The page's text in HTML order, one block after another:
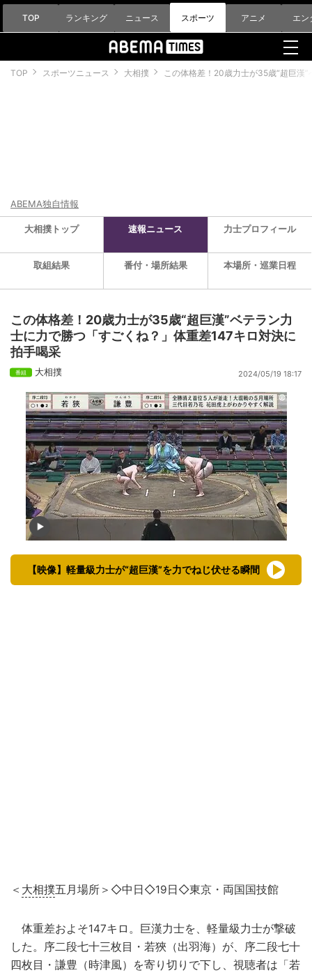
TOP ランキング ニュース スポーツ アニメ エン
TOP スポーツニュース 大相撲 この体格差！20歳力士が35歳“超巨漢
ABEMA独自情報
大相撲トップ 速報ニュース 力士プロフィール
取組結果 番付・場所結果 本場所・巡業日程
この体格差！20歳力士が35歳“超巨漢”ベテラン力
士に力で勝つ「すごくね？」体重差147キロ対決に
拍手喝采
大相撲 2024/05/19 18:17
【映像】軽量級力士が“超巨漢”を力でねじ伏せる瞬間
＜ 大相撲五月場所＞◇中日◇19日◇東京・両国国技館
体重差およそ147キロ。巨漢力士を、軽量級力士が撃破
した。序二段七十三枚目・若狹（出羽海）が、序二段七十
四枚目・謙豊（時津風）を寄り切りで下し、視聴者は「若